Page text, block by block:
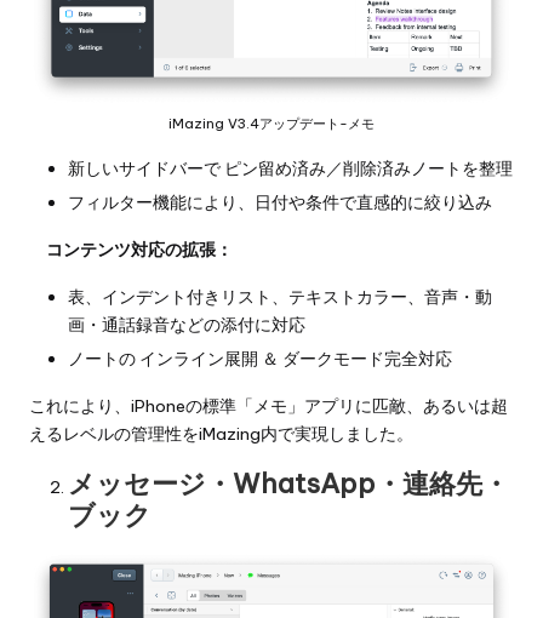
iMazing V3.4アップデート-メモ
新しいサイドバーで ピン留め済み／削除済みノートを整理
フィルター機能により、日付や条件で直感的に絞り込み
コンテンツ対応の拡張：
表、インデント付きリスト、テキストカラー、音声・動
画・通話録音などの添付に対応
ノートの インライン展開 ＆ ダークモード完全対応
これにより、iPhoneの標準「メモ」アプリに匹敵、あるいは超
えるレベルの管理性をiMazing内で実現しました。
メッセージ・WhatsApp・連絡先・
ブック